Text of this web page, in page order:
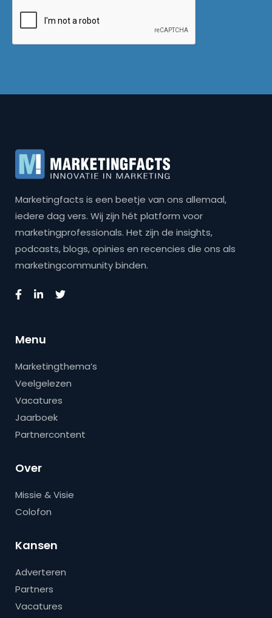
Marketingfacts is een beetje van ons allemaal,
iedere dag vers. Wij zijn hét platform voor
marketingprofessionals. Het zijn de insights,
podcasts, blogs, opinies en recencies die ons als
marketingcommunity binden.
Menu
Marketingthema’s
Veelgelezen
Vacatures
Jaarboek
Partnercontent
Over
Missie & Visie
Colofon
Kansen
Adverteren
Partners
Vacatures